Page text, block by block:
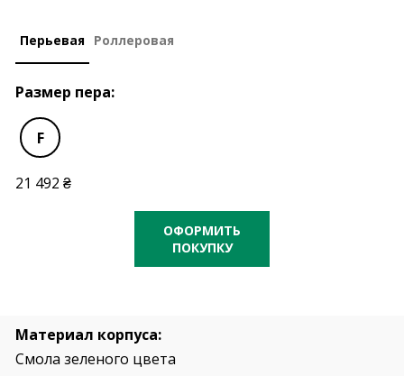
Материал корпуса:
Смола зеленого цвета
Перьевая
Размер пера:
F
21 492 ₴
ОФОРМИТЬ
ПОКУПКУ
Роллеровая